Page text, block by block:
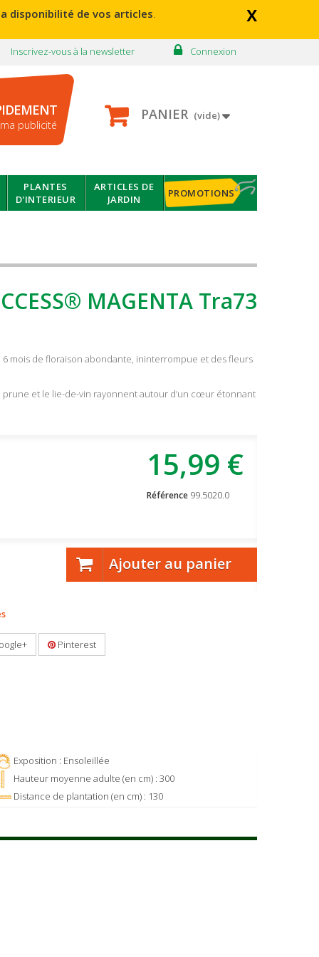
x
disponibilité de vos articles.
Connexion
Inscrivez-vous à la newsletter
publicité
PANIER (vide)
PLANTES
D'INTERIEUR
ARTICLES DE
JARDIN
PROMOTIONS
MAGENTA Tra73
mois de floraison abondante, ininterrompue et des fleurs
prune et le lie-de-vin rayonnent autour d’un cœur étonnant
15,99 €
Référence 99.5020.0
Ajouter au panier
Pinterest
Exposition : Ensoleillée
Hauteur moyenne adulte (en cm) : 300
Distance de plantation (en cm) : 130